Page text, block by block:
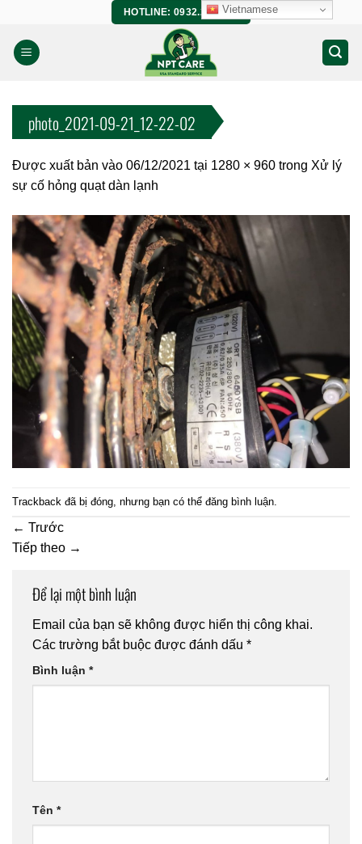
nội
dung
HOTLINE: 0932.266.458
photo_2021-09-21_12-22-02
Được xuất bản vào 06/12/2021 tại 1280 × 960 trong Xử lý
sự cố hỏng quạt dàn lạnh
Trackback đã bị đóng, nhưng bạn có thể đăng bình luận
← Trước
Tiếp theo →
Để lại một bình luận
Email của bạn sẽ không được hiển thị công khai.
Các trường bắt buộc được đánh dấu *
Bình luận *
Tên *
Vietnamese